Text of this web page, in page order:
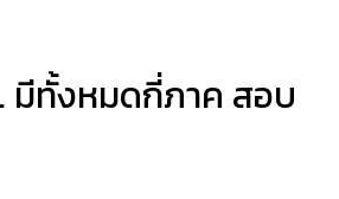
มีทั้งหมดกี่ภาค สอบ